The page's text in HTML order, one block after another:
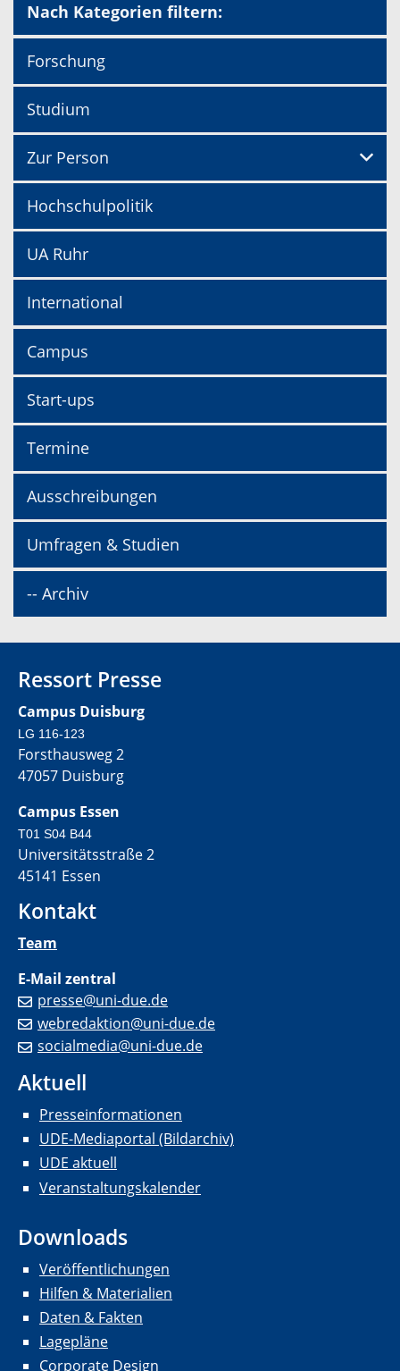
Nach Kategorien filtern:
Forschung
Studium
Zur Person
Hochschulpolitik
UA Ruhr
International
Campus
Start-ups
Termine
Ausschreibungen
Umfragen & Studien
-- Archiv
Ressort Presse
Campus Duisburg
LG 116-123
Forsthausweg 2
47057 Duisburg
Campus Essen
T01 S04 B44
Universitätsstraße 2
45141 Essen
Kontakt
Team
E-Mail zentral
presse@uni-due.de
webredaktion@uni-due.de
socialmedia@uni-due.de
Aktuell
Presseinformationen
UDE-Mediaportal (Bildarchiv)
UDE aktuell
Veranstaltungskalender
Downloads
Veröffentlichungen
Hilfen & Materialien
Daten & Fakten
Lagepläne
Corporate Design